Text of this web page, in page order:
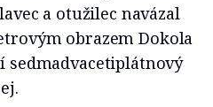
a otužilec navázal
obrazem Dokola